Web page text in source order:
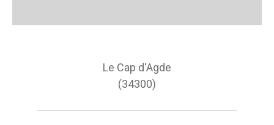
Le Cap d'Agde
(34300)